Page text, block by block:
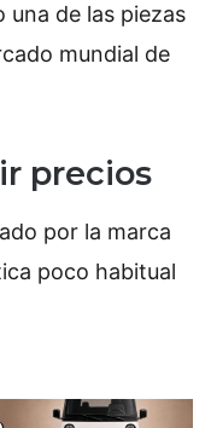
de las piezas
mundial de
precios
por la marca
poco habitual